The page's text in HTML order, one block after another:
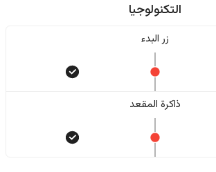
التكنولوجيا
زر البدء
ذاكرة المقعد